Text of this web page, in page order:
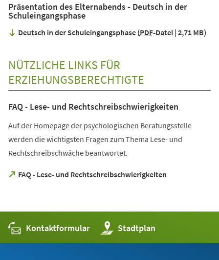
Präsentation des Elternabends - Deutsch in der
Schuleingangsphase
Deutsch in der Schuleingangsphase PDF-Datei 2,71 MB
NÜTZLICHE LINKS FÜR
ERZIEHUNGSBERECHTIGTE
FAQ - Lese- und Rechtschreibschwierigkeiten
Auf der Homepage der psychologischen Beratungsstelle
werden die wichtigsten Fragen zum Thema Lese- und
Rechtschreibschwäche beantwortet.
FAQ - Lese- und Rechtschreibschwierigkeiten
(Öffnet
Tab)
Kontaktformular Stadtplan
(Öffnet
in
einem